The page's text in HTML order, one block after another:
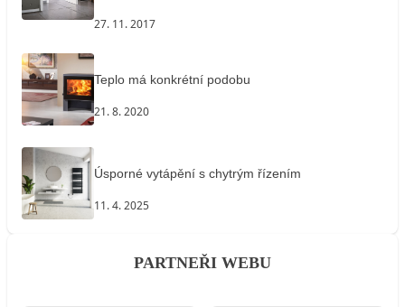
27. 11. 2017
Teplo má konkrétní podobu
21. 8. 2020
Úsporné vytápění s chytrým řízením
11. 4. 2025
PARTNEŘI WEBU